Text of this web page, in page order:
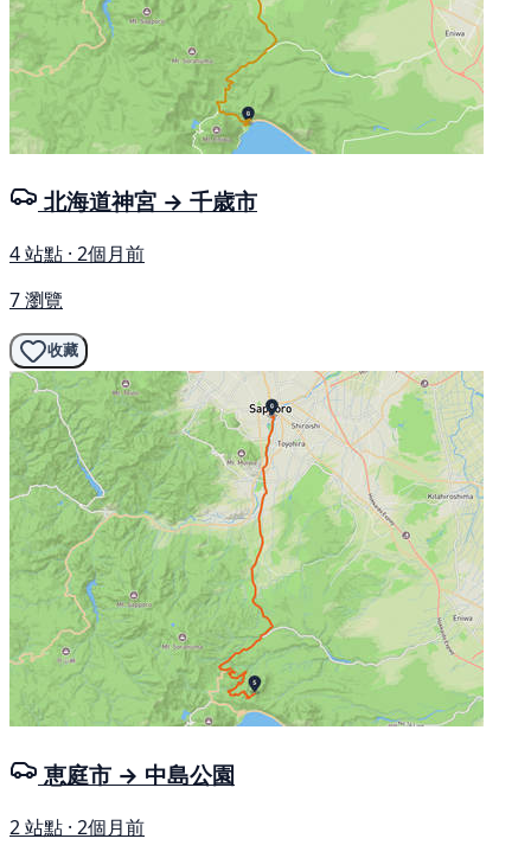
北海道神宮 → 千歳市
4 站點 · 2個月前
7 瀏覽
收藏
恵庭市 → 中島公園
2 站點 · 2個月前